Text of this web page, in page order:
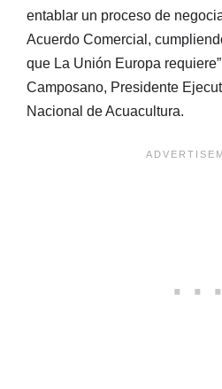
entablar un proceso de
Acuerdo Comercial,
que La Unión Europa
Camposano, Presidente
Nacional de Acuacultura.